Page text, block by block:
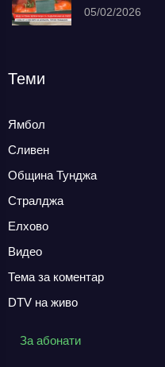
05/02/2026
Теми
Ямбол
Сливен
Община Тунджа
Стралджа
Елхово
Видео
Тема за коментар
DTV на живо
За абонати